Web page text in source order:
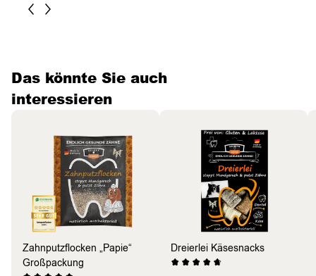
Das könnte Sie auch
interessieren
Zahnputzflocken „Papie“
Großpackung
Dreierlei Käsesnacks